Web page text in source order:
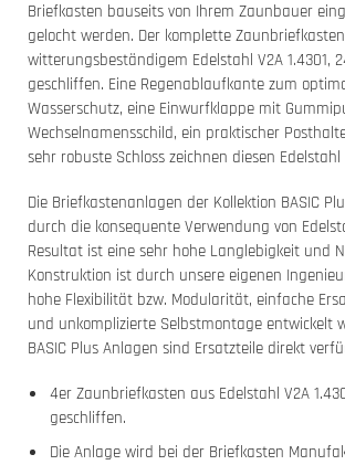
Briefkasten bauseits von Ihrem Zaunbauer
gelocht werden. Der komplette
witterungsbeständigem Edelstahl V2A 1.4301,
geschliffen. Eine Regenablaufkante zum
Wasserschutz, eine Einwurfklappe mit
Wechselnamensschild, ein praktischer
sehr robuste Schloss zeichnen diesen
Die Briefkastenanlagen der Kollektion BASIC
durch die konsequente Verwendung von
Resultat ist eine sehr hohe Langlebigkeit und
Konstruktion ist durch unsere eigenen
hohe Flexibilität bzw. Modularität, einfache
und unkomplizierte Selbstmontage entwickelt
BASIC Plus Anlagen sind Ersatzteile direkt
4er Zaunbriefkasten aus Edelstahl V2A
geschliffen.
Die Anlage wird bei der Briefkasten